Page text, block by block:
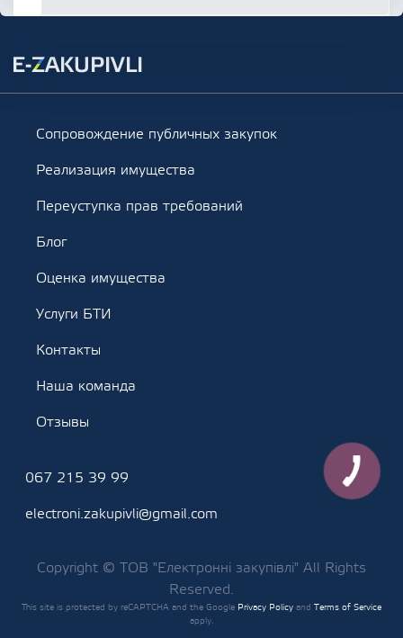
Сопровождение публичных закупок
Реализация имущества
Переуступка прав требований
Блог
Оценка имущества
Услуги БТИ
Контакты
Наша команда
Отзывы
067 215 39 99
electroni.zakupivli@gmail.com
Copyright © ТОВ "Електронні закупівлі" All Rights
Reserved.
This site is protected by reCAPTCHA and the Google Privacy Policy and Terms of Service
apply.